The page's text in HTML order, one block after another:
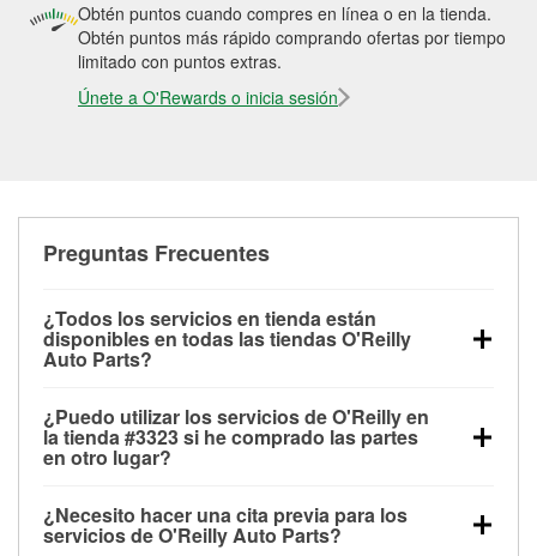
Obtén puntos cuando compres en línea o en la tienda.
Obtén puntos más rápido comprando ofertas por tiempo
limitado con puntos extras.
Únete a O'Rewards o inicia sesión
Preguntas Frecuentes
¿Todos los servicios en tienda están
disponibles en todas las tiendas O'Reilly
Auto Parts?
las pruebas de batería, pruebas de alternador y
motor de arranque, revisión de la luz “Check Engine”
con O'Reilly VeriScan® e instalación de
limpiaparabrisas o bombillas, están disponibles en
todas las tiendas O'Reilly Auto Parts. La tienda
¿Puedo utilizar los servicios de O'Reilly en
la tienda #3323 si he comprado las partes
en otro lugar?
de O'Reilly Auto Parts que estén disponibles en la
¿Necesito hacer una cita previa para los
servicios de O'Reilly Auto Parts?